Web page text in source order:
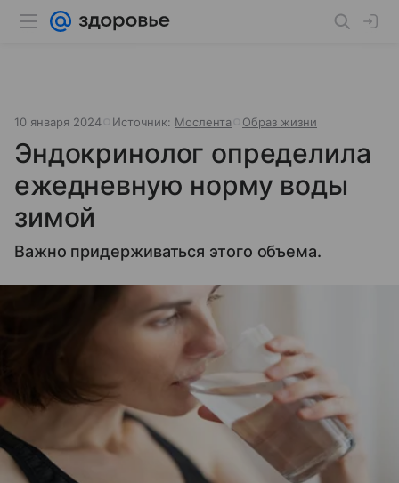
10 января 2024 Источник: Мослента Образ жизни
Эндокринолог определила
ежедневную норму воды
зимой
Важно придерживаться этого объема.